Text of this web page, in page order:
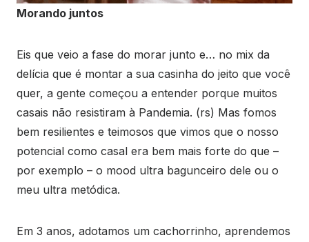
Morando juntos
Eis que veio a fase do morar junto e… no mix da
delícia que é montar a sua casinha do jeito que você
quer, a gente começou a entender porque muitos
casais não resistiram à Pandemia. (rs) Mas fomos
bem resilientes e teimosos que vimos que o nosso
potencial como casal era bem mais forte do que –
por exemplo – o mood ultra bagunceiro dele ou o
meu ultra metódica.
Em 3 anos, adotamos um cachorrinho, aprendemos